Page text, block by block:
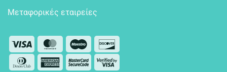
Μεταφορικές εταιρείες
Visa MasterCardMaestro
Dinners
AmericanMasterCard
Visa